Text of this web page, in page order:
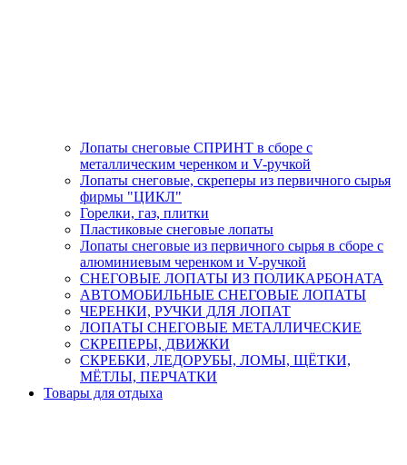
Лопаты снеговые СПРИНТ в сборе с
металлическим черенком и V-ручкой
Лопаты снеговые, скреперы из первичного сырья
фирмы "ЦИКЛ"
Горелки, газ, плитки
Пластиковые снеговые лопаты
Лопаты снеговые из первичного сырья в сборе с
алюминиевым черенком и V-ручкой
СНЕГОВЫЕ ЛОПАТЫ ИЗ ПОЛИКАРБОНАТА
АВТОМОБИЛЬНЫЕ СНЕГОВЫЕ ЛОПАТЫ
ЧЕРЕНКИ, РУЧКИ ДЛЯ ЛОПАТ
ЛОПАТЫ СНЕГОВЫЕ МЕТАЛЛИЧЕСКИЕ
СКРЕПЕРЫ, ДВИЖКИ
СКРЕБКИ, ЛЕДОРУБЫ, ЛОМЫ, ЩЁТКИ,
МЁТЛЫ, ПЕРЧАТКИ
Товары для отдыха